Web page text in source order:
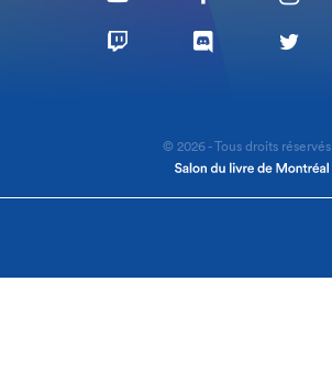
© 2026 - Tous droits réservés